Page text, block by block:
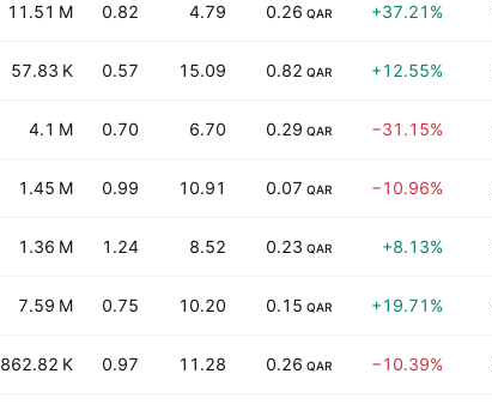
11.51 M 0.82 4.79 0.26 QAR +37.21%
57.83 K 0.57 15.09 0.82 QAR +12.55%
4.1 M 0.70 6.70 0.29 QAR −31.15%
1.45 M 0.99 10.91 0.07 QAR −10.96%
1.36 M 1.24 8.52 0.23 QAR +8.13%
7.59 M 0.75 10.20 0.15 QAR +19.71%
862.82 K 0.97 11.28 0.26 QAR −10.39%